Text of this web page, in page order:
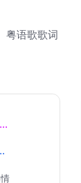
粤语歌歌词